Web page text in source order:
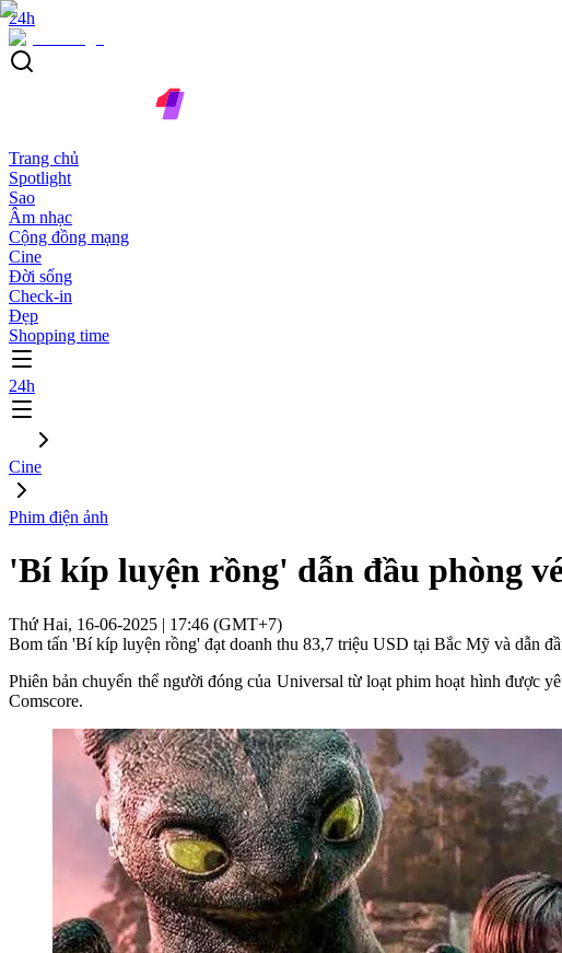
24h
Trang chủ
Spotlight
Sao
Âm nhạc
Cộng đồng mạng
Cine
Đời sống
Check-in
Đẹp
Shopping time
24h
Cine
Phim điện ảnh
'Bí kíp luyện rồng' dẫn đầu phòng
Thứ Hai, 16-06-2025 | 17:46 (GMT+7)
Bom tấn 'Bí kíp luyện rồng' đạt doanh thu 83,7 triệu USD tại Bắc Mỹ và dẫn
Phiên bản chuyển thể người đóng của Universal từ loạt phim hoạt hình được
Comscore.